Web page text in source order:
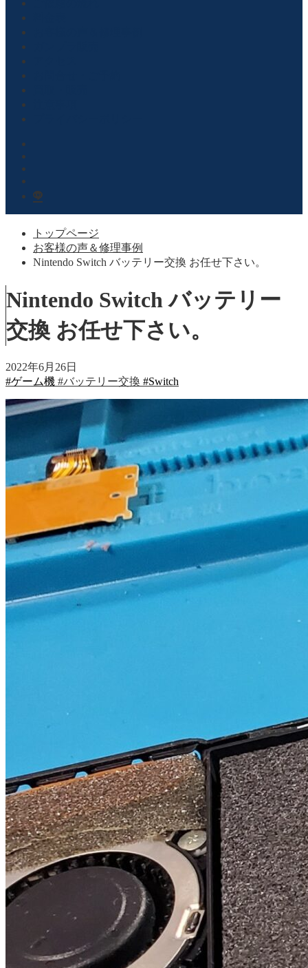
トップページ
お客様の声＆修理事例
Nintendo Switch バッテリー交換 お任せ下さい。
Nintendo Switch バッテリー
交換 お任せ下さい。
2022年6月26日
#ゲーム機 #バッテリー交換 #Switch